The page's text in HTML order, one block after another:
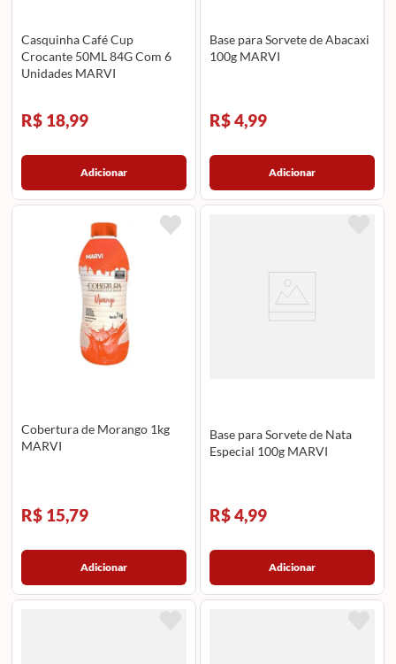
Casquinha Café Cup
Crocante 50ML 84G Com 6
Unidades MARVI
R$ 18,99
Adicionar
Base para Sorvete de Abacaxi
100g MARVI
R$ 4,99
Adicionar
Cobertura de Morango 1kg
MARVI
R$ 15,79
Adicionar
Base para Sorvete de Nata
Especial 100g MARVI
R$ 4,99
Adicionar